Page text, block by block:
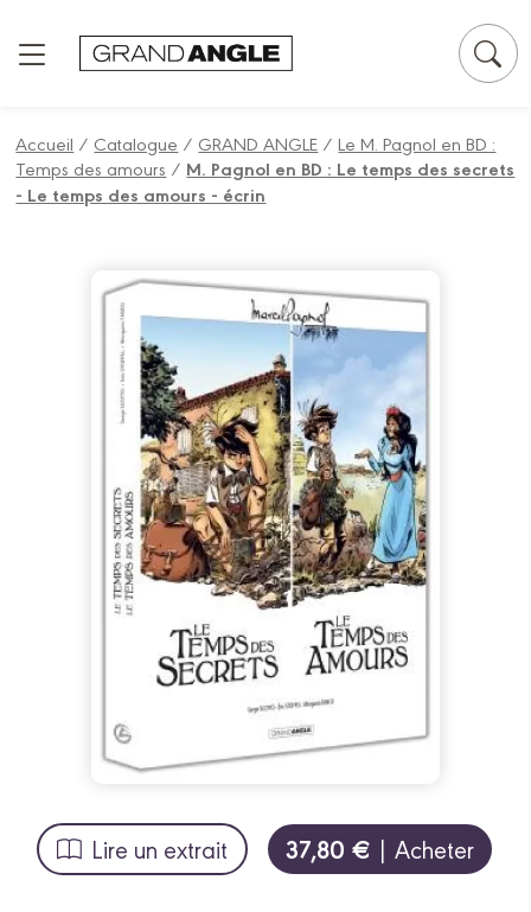
Accueil / Catalogue / GRAND ANGLE /Le M. Pagnol en BD :
Temps des amours / M. Pagnol en BD : Le temps des secrets
- Le temps des amours - écrin
Lire un extrait 37,80 € | Acheter